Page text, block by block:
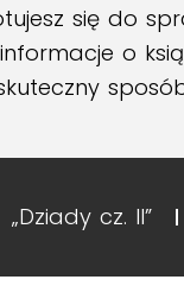
się do
o
„Dziady cz. II”